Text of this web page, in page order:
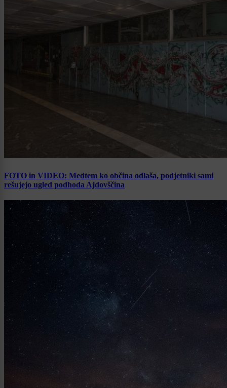
FOTO in VIDEO: Medtem ko občina odlaša, podjetniki sami
rešujejo ugled podhoda Ajdovščina